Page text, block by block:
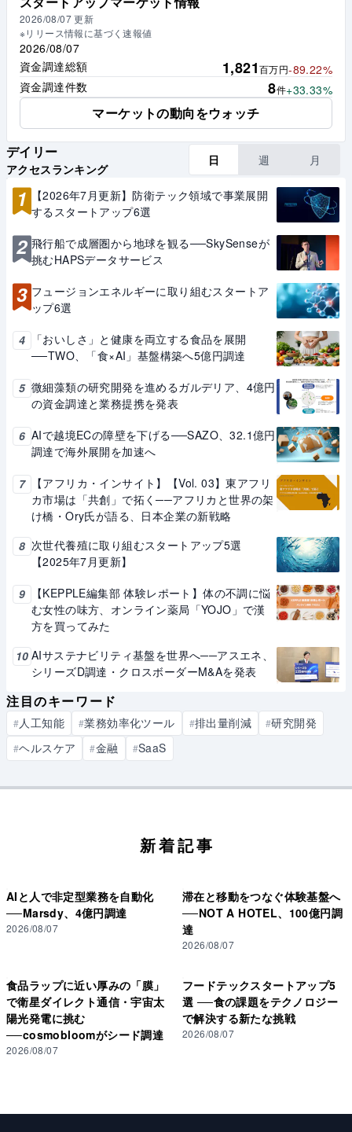
2026/08/07 更新
※リリース情報に基づく速報値
2026/08/07
資金調達総額
1,821百万円-89.22%
資金調達件数
8件+33.33%
マーケットの動向をウォッチ
デイリー
アクセスランキング
日 週 月
1
【2026年7月更新】防衛テック領域で事業展開
するスタートアップ6選
2 飛行船で成層圏から地球を観る──SkySenseが
挑むHAPSデータサービス
3 フュージョンエネルギーに取り組むスタートア
ップ6選
4
「おいしさ」と健康を両立する食品を展開
──TWO、「食×AI」基盤構築へ5億円調達
5 微細藻類の研究開発を進めるガルデリア、4億円
の資金調達と業務提携を発表
6 AIで越境ECの障壁を下げる──SAZO、32.1億円
調達で海外展開を加速へ
7
【アフリカ・インサイト】【Vol. 03】東アフリ
カ市場は「共創」で拓く──アフリカと世界の架
け橋・Ory氏が語る、日本企業の新戦略
8 次世代養殖に取り組むスタートアップ5選
【2025年7月更新】
9
【KEPPLE編集部 体験レポート】体の不調に悩
む女性の味方、オンライン薬局「YOJO」で漢
方を買ってみた
10 AIサステナビリティ基盤を世界へ──アスエネ、
シリーズD調達・クロスボーダーM&Aを発表
注目のキーワード
#人工知能 #業務効率化ツール #排出量削減 #研究開発
#ヘルスケア #金融 #SaaS
新着記事
AIと人で非定型業務を自動化
──Marsdy、4億円調達
2026/08/07
滞在と移動をつなぐ体験基盤へ
──NOT A HOTEL、100億円調
達
2026/08/07
食品ラップに近い厚みの「膜」
で衛星ダイレクト通信・宇宙太
陽光発電に挑む
──cosmobloomがシード調達
2026/08/07
フードテックスタートアップ5
選 ──食の課題をテクノロジー
で解決する新たな挑戦
2026/08/07